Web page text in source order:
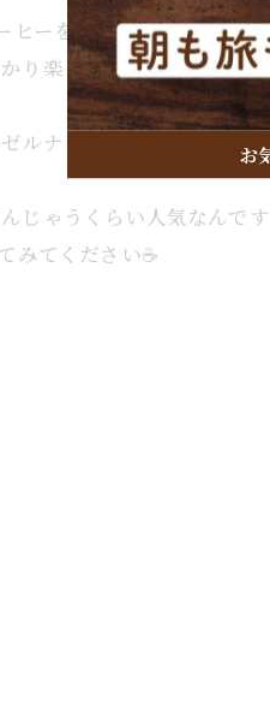
ヒーを使用しています🌿
り楽しんでいただけるよ
ルナッツ・キャラメルのフ
じゃうくらい人気なんで
みてください☕️
お
お